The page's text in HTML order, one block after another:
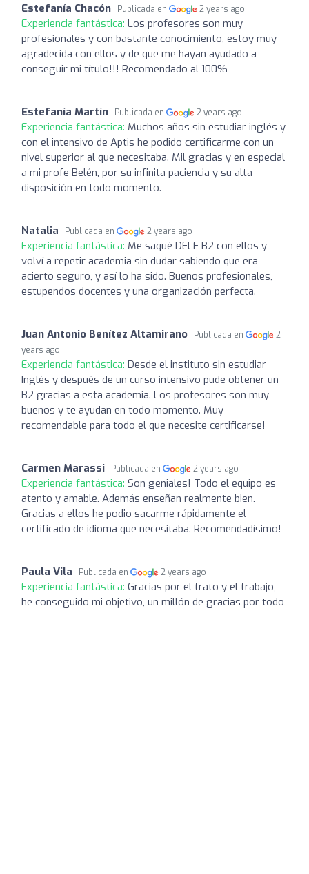
Estefanía Chacón Publicada en 2 years ago
Experiencia fantástica: Los profesores son muy
profesionales y con bastante conocimiento, estoy muy
agradecida con ellos y de que me hayan ayudado a
conseguir mi título!!! Recomendado al 100%
Estefanía Martín Publicada en 2 years ago
Experiencia fantástica: Muchos años sin estudiar inglés y
con el intensivo de Aptis he podido certificarme con un
nivel superior al que necesitaba. Mil gracias y en especial
a mi profe Belén, por su infinita paciencia y su alta
disposición en todo momento.
Natalia Publicada en 2 years ago
Experiencia fantástica: Me saqué DELF B2 con ellos y
volví a repetir academia sin dudar sabiendo que era
acierto seguro, y así lo ha sido. Buenos profesionales,
estupendos docentes y una organización perfecta.
Juan Antonio Benítez Altamirano Publicada en
2
years ago
Experiencia fantástica: Desde el instituto sin estudiar
Inglés y después de un curso intensivo pude obtener un
B2 gracias a esta academia. Los profesores son muy
buenos y te ayudan en todo momento. Muy
recomendable para todo el que necesite certificarse!
Carmen Marassi Publicada en 2 years ago
Experiencia fantástica: Son geniales! Todo el equipo es
atento y amable. Además enseñan realmente bien.
Gracias a ellos he podio sacarme rápidamente el
certificado de idioma que necesitaba. Recomendadísimo!
Paula Vila Publicada en 2 years ago
Experiencia fantástica: Gracias por el trato y el trabajo,
he conseguido mi objetivo, un millón de gracias por todo